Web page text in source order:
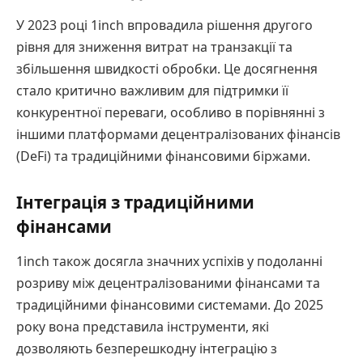
У 2023 році 1inch впровадила рішення другого
рівня для зниження витрат на транзакції та
збільшення швидкості обробки. Це досягнення
стало критично важливим для підтримки її
конкурентної переваги, особливо в порівнянні з
іншими платформами децентралізованих фінансів
(DeFi) та традиційними фінансовими біржами.
Інтеграція з традиційними
фінансами
1inch також досягла значних успіхів у подоланні
розриву між децентралізованими фінансами та
традиційними фінансовими системами. До 2025
року вона представила інструменти, які
дозволяють безперешкодну інтеграцію з